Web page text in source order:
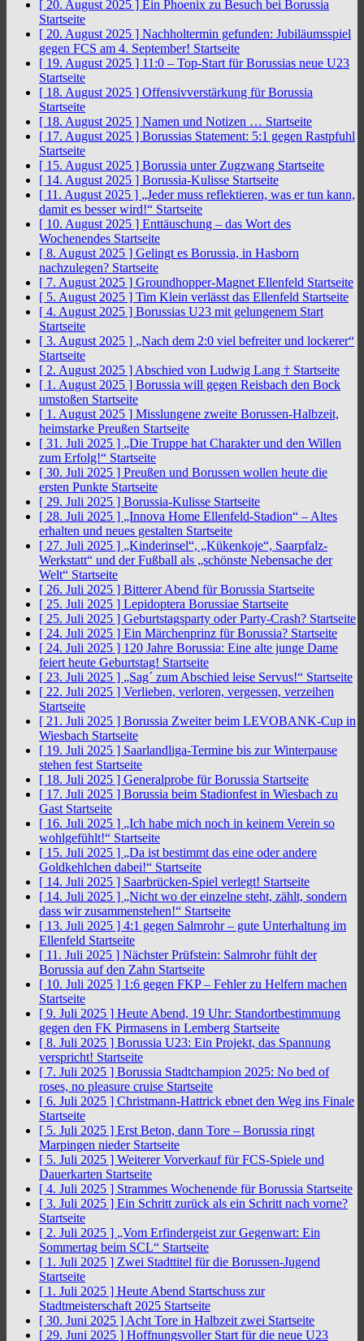
[ 20. August 2025 ] Ein Phoenix zu Besuch bei Borussia
Startseite
[ 20. August 2025 ] Nachholtermin gefunden: Jubiläumsspiel
gegen FCS am 4. September! Startseite
[ 19. August 2025 ] 11:0 – Top-Start für Borussias neue U23
Startseite
[ 18. August 2025 ] Offensivverstärkung für Borussia
Startseite
[ 18. August 2025 ] Namen und Notizen … Startseite
[ 17. August 2025 ] Borussias Statement: 5:1 gegen Rastpfuhl
Startseite
[ 15. August 2025 ] Borussia unter Zugzwang Startseite
[ 14. August 2025 ] Borussia-Kulisse Startseite
[ 11. August 2025 ] „Jeder muss reflektieren, was er tun kann,
damit es besser wird!“ Startseite
[ 10. August 2025 ] Enttäuschung – das Wort des
Wochenendes Startseite
[ 8. August 2025 ] Gelingt es Borussia, in Hasborn
nachzulegen? Startseite
[ 7. August 2025 ] Groundhopper-Magnet Ellenfeld Startseite
[ 5. August 2025 ] Tim Klein verlässt das Ellenfeld Startseite
[ 4. August 2025 ] Borussias U23 mit gelungenem Start
Startseite
[ 3. August 2025 ] „Nach dem 2:0 viel befreiter und lockerer“
Startseite
[ 2. August 2025 ] Abschied von Ludwig Lang † Startseite
[ 1. August 2025 ] Borussia will gegen Reisbach den Bock
umstoßen Startseite
[ 1. August 2025 ] Misslungene zweite Borussen-Halbzeit,
heimstarke Preußen Startseite
[ 31. Juli 2025 ] „Die Truppe hat Charakter und den Willen
zum Erfolg!“ Startseite
[ 30. Juli 2025 ] Preußen und Borussen wollen heute die
ersten Punkte Startseite
[ 29. Juli 2025 ] Borussia-Kulisse Startseite
[ 28. Juli 2025 ] „Innova Home Ellenfeld-Stadion“ – Altes
erhalten und neues gestalten Startseite
[ 27. Juli 2025 ] „Kinderinsel“, „Kükenkoje“, Saarpfalz-
Werkstatt“ und der Fußball als „schönste Nebensache der
Welt“ Startseite
[ 26. Juli 2025 ] Bitterer Abend für Borussia Startseite
[ 25. Juli 2025 ] Lepidoptera Borussiae Startseite
[ 25. Juli 2025 ] Geburtstagsparty oder Party-Crash? Startseite
[ 24. Juli 2025 ] Ein Märchenprinz für Borussia? Startseite
[ 24. Juli 2025 ] 120 Jahre Borussia: Eine alte junge Dame
feiert heute Geburtstag! Startseite
[ 23. Juli 2025 ] „Sag´ zum Abschied leise Servus!“ Startseite
[ 22. Juli 2025 ] Verlieben, verloren, vergessen, verzeihen
Startseite
[ 21. Juli 2025 ] Borussia Zweiter beim LEVOBANK-Cup in
Wiesbach Startseite
[ 19. Juli 2025 ] Saarlandliga-Termine bis zur Winterpause
stehen fest Startseite
[ 18. Juli 2025 ] Generalprobe für Borussia Startseite
[ 17. Juli 2025 ] Borussia beim Stadionfest in Wiesbach zu
Gast Startseite
[ 16. Juli 2025 ] „Ich habe mich noch in keinem Verein so
wohlgefühlt!“ Startseite
[ 15. Juli 2025 ] „Da ist bestimmt das eine oder andere
Goldkehlchen dabei!“ Startseite
[ 14. Juli 2025 ] Saarbrücken-Spiel verlegt! Startseite
[ 14. Juli 2025 ] „Nicht wo der einzelne steht, zählt, sondern
dass wir zusammenstehen!“ Startseite
[ 13. Juli 2025 ] 4:1 gegen Salmrohr – gute Unterhaltung im
Ellenfeld Startseite
[ 11. Juli 2025 ] Nächster Prüfstein: Salmrohr fühlt der
Borussia auf den Zahn Startseite
[ 10. Juli 2025 ] 1:6 gegen FKP – Fehler zu Helfern machen
Startseite
[ 9. Juli 2025 ] Heute Abend, 19 Uhr: Standortbestimmung
gegen den FK Pirmasens in Lemberg Startseite
[ 8. Juli 2025 ] Borussia U23: Ein Projekt, das Spannung
verspricht! Startseite
[ 7. Juli 2025 ] Borussia Stadtchampion 2025: No bed of
roses, no pleasure cruise Startseite
[ 6. Juli 2025 ] Christmann-Hattrick ebnet den Weg ins Finale
Startseite
[ 5. Juli 2025 ] Erst Beton, dann Tore – Borussia ringt
Marpingen nieder Startseite
[ 5. Juli 2025 ] Weiterer Vorverkauf für FCS-Spiele und
Dauerkarten Startseite
[ 4. Juli 2025 ] Strammes Wochenende für Borussia Startseite
[ 3. Juli 2025 ] Ein Schritt zurück als ein Schritt nach vorne?
Startseite
[ 2. Juli 2025 ] „Vom Erfindergeist zur Gegenwart: Ein
Sommertag beim SCL“ Startseite
[ 1. Juli 2025 ] Zwei Stadttitel für die Borussen-Jugend
Startseite
[ 1. Juli 2025 ] Heute Abend Startschuss zur
Stadtmeisterschaft 2025 Startseite
[ 30. Juni 2025 ] Acht Tore in Halbzeit zwei Startseite
[ 29. Juni 2025 ] Hoffnungsvoller Start für die neue U23